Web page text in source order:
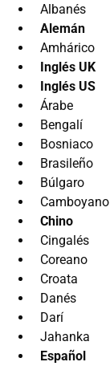
Albanés
Alemán
Amhárico
Inglés UK
Inglés US
Árabe
Bengalí
Bosniaco
Brasileño
Búlgaro
Camboyano
Chino
Cingalés
Coreano
Croata
Danés
Darí
Jahanka
Español